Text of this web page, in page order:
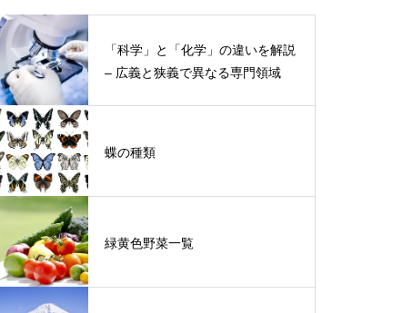
「科学」と「化学」の違いを解説
– 広義と狭義で異なる専門領域
蝶の種類
緑黄色野菜一覧